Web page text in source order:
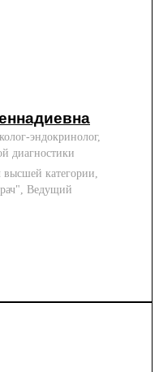
эндокринолог,
диагностики
высшей категории,
Ведущий